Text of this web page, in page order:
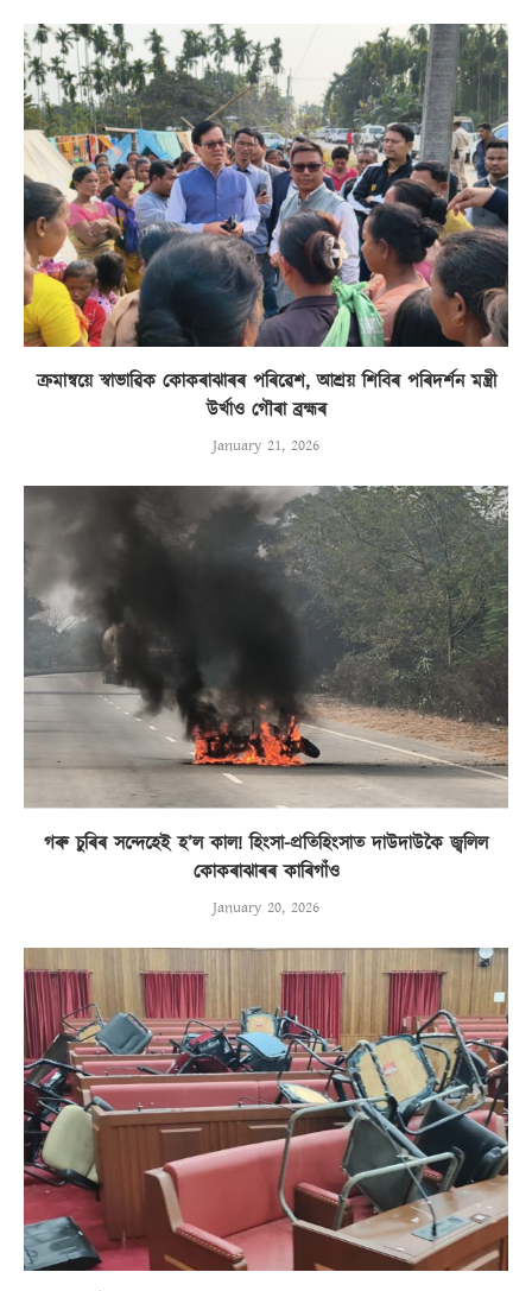
ক্ৰমান্বয়ে স্বাভাৱিক কোকৰাঝাৰৰ পৰিৱেশ, আশ্ৰয় শিবিৰ পৰিদৰ্শন মন্ত্ৰী
উৰ্খাও গৌৰা ব্ৰহ্মৰ
January 21, 2026
গৰু চুৰিৰ সন্দেহেই হ’ল কাল! হিংসা-প্ৰতিহিংসাত দাউদাউকৈ জ্বলিল
কোকৰাঝাৰৰ কাৰিগাঁও
January 20, 2026